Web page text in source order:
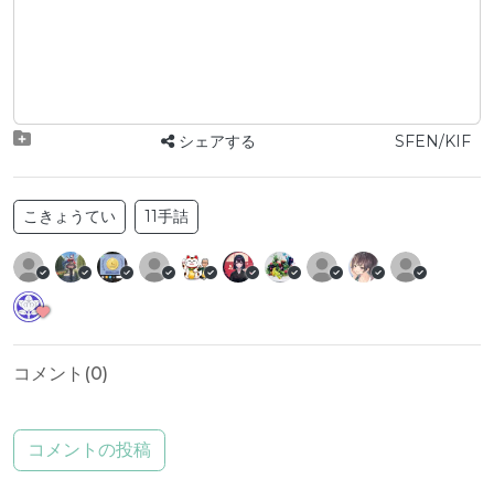
シェアする SFEN/KIF
こきょうてい 11手詰
コメント(0)
コメントの投稿